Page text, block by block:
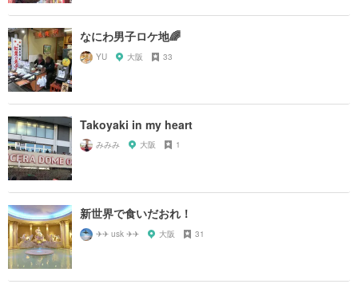
なにわ男子ロケ地🌈
YU 大阪 33
Takoyaki in my heart
みみみ 大阪 1
新世界で食いだおれ！
✈✈ usk ✈✈ 大阪 31